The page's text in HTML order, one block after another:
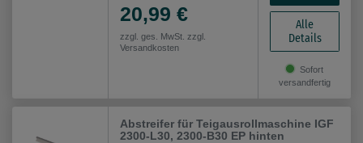
20,99 €
zzgl. ges. MwSt. zzgl.
Versandkosten
Alle
Details
Sofort
versandfertig
Abstreifer für Teigausrollmaschine IGF
2300-L30, 2300-B30 EP hinten